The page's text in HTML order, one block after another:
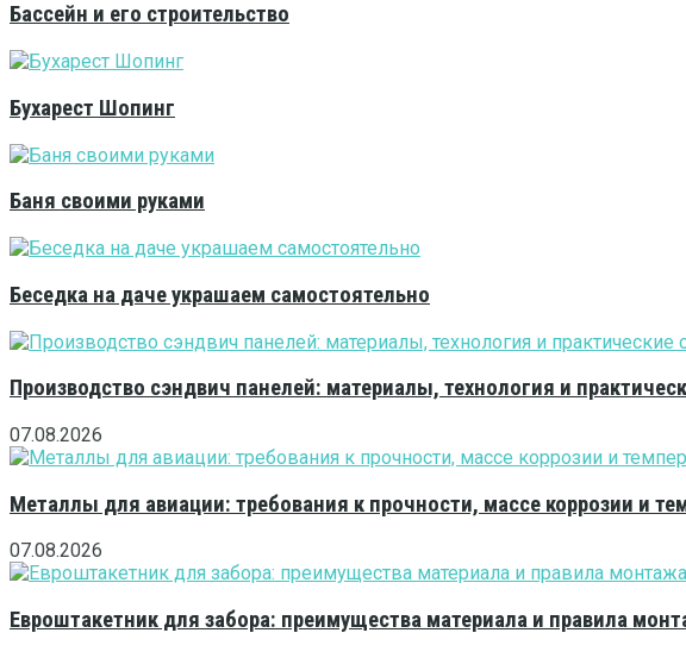
Бассейн и его строительство
Бухарест Шопинг
Баня своими руками
Беседка на даче украшаем самостоятельно
Производство сэндвич панелей: материалы, технология и
07.08.2026
Металлы для авиации: требования к прочности, массе коррозии и
07.08.2026
Евроштакетник для забора: преимущества материала и правила